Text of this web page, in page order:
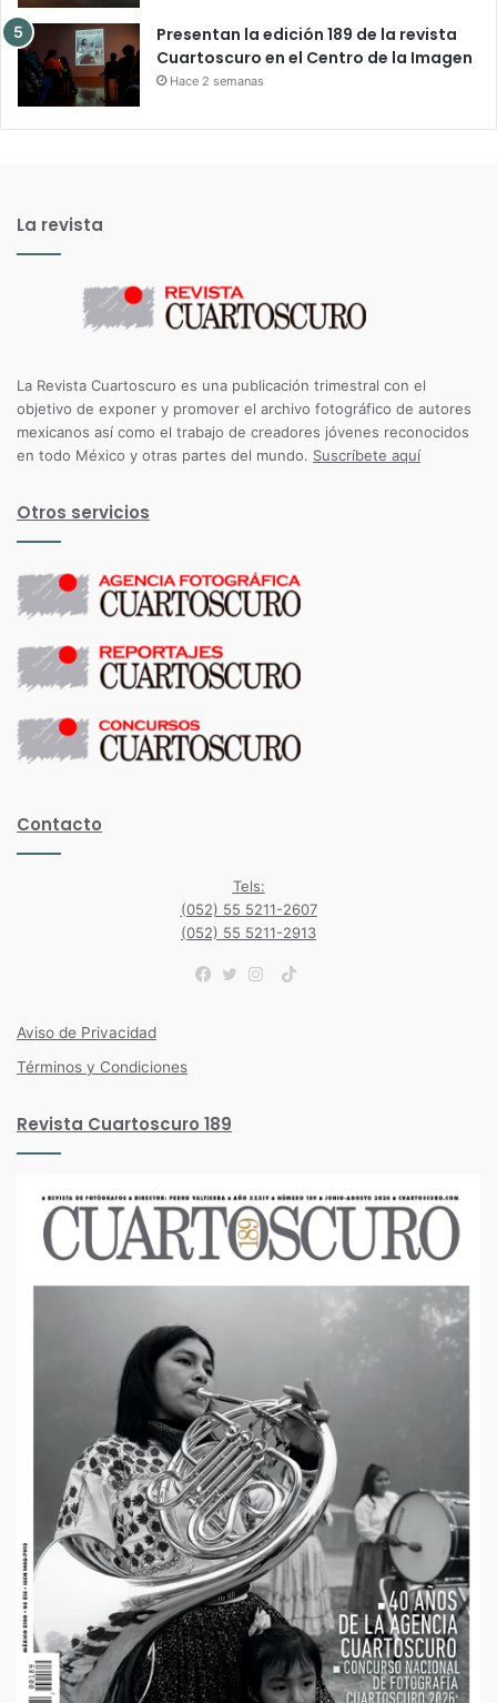
Presentan la edición 189 de la revista
Cuartoscuro en el Centro de la Imagen
Hace 2 semanas
La revista
La Revista Cuartoscuro es una publicación trimestral con el
objetivo de exponer y promover el archivo fotográfico de autores
mexicanos así como el trabajo de creadores jóvenes reconocidos
en todo México y otras partes del mundo. Suscríbete aquí
Otros servicios
Contacto
Tels:
(052) 55 5211-2607
(052) 55 5211-2913
TikTok
Aviso de Privacidad
Términos y Condiciones
Revista Cuartoscuro 189